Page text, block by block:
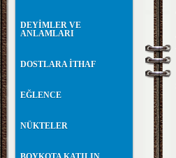
DEYİMLER VE
ANLAMLARI
DOSTLARA İTHAF
EĞLENCE
NÜKTELER